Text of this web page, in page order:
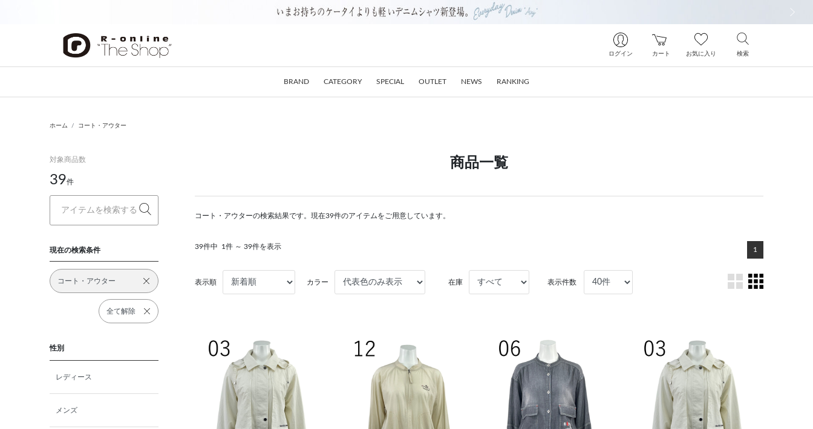
ログイン カート お気に入り 検索
BRAND CATEGORY SPECIAL OUTLET NEWS RANKING
ホーム コート・アウター
対象商品数
39件
現在の検索条件
コート・アウター
全て解除
性別
レディース
メンズ
商品一覧
コート・アウターの検索結果です。現在39件のアイテムをご用意しています。
39件中 1件 ～ 39件を表示 1
表示順 カラー 在庫 表示件数